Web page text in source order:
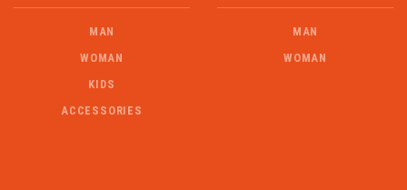
MAN
WOMAN
KIDS
ACCESSORIES
MAN
WOMAN